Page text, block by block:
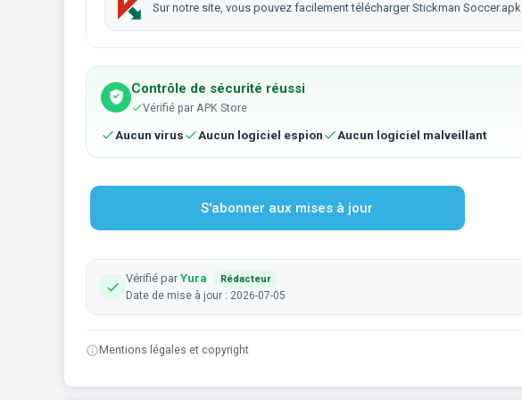
Sur notre site, vous pouvez facilement télécharger Stickman Soccer.apk
Contrôle de sécurité réussi
Vérifié par APK Store
Aucun virus Aucun logiciel espion Aucun logiciel malveillant
S'abonner aux mises à jour
Vérifié parYura Rédacteur
Date de mise à jour : 2026-07-05
Mentions légales et copyright